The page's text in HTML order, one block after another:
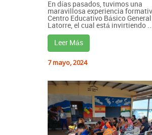
En días pasados, tuvimos una
maravillosa experiencia
Centro Educativo Básico
Latorre, el cual está invirtiendo
Leer Más
7 mayo, 2024